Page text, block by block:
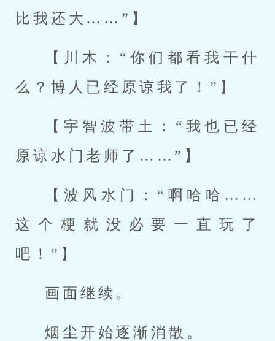
比我还大……”】
【川木：“你们都看我干什
么？博人已经原谅我了！”】
【宇智波带土：“我也已经
原谅水门老师了……”】
【波风水门：“啊哈哈……
这个梗就没必要一直玩了
吧！”】
画面继续。
烟尘开始逐渐消散。